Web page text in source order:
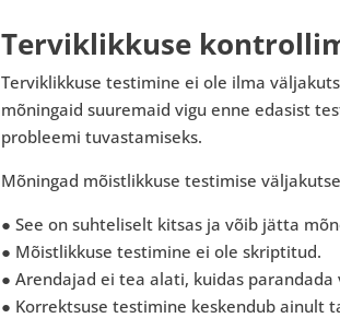
Terviklikkuse
Terviklikkuse testimine ei ole ilma
mõningaid suuremaid vigu enne edasist
probleemi tuvastamiseks.
Mõningad mõistlikkuse testimise
● See on suhteliselt kitsas ja võib jätta
● Mõistlikkuse testimine ei ole skriptitud.
● Arendajad ei tea alati, kuidas
● Korrektsuse testimine keskendub ainult